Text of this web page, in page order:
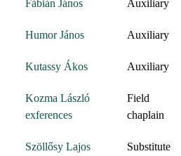
Fábián János Auxiliary
Humor János Auxiliary
Kutassy Ákos Auxiliary
Kozma László
exferences
Field
chaplain
Szöllősy Lajos
Substitute